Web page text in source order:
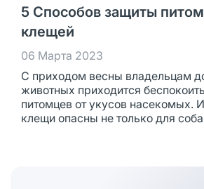
5 Способов защиты
клещей
06 Марта 2023
С приходом весны владельцам
животных приходится
питомцев от укусов насекомых.
клещи опасны не только для